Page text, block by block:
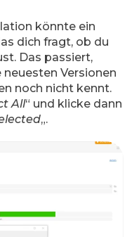
könnte ein
dich fragt, ob du
Das passiert,
Versionen
noch nicht kennt.
All“ und klicke dann
„.